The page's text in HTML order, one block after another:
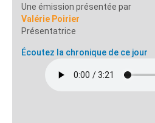
Une émission présentée par
Valérie Poirier
Présentatrice
Écoutez la chronique de ce jour